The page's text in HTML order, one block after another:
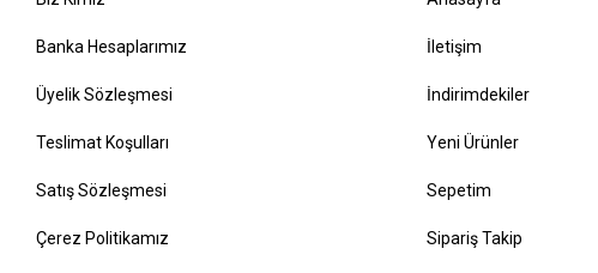
Banka Hesaplarımız
Üyelik Sözleşmesi
Teslimat Koşulları
Satış Sözleşmesi
Çerez Politikamız
İletişim
İndirimdekiler
Yeni Ürünler
Sepetim
Sipariş Takip